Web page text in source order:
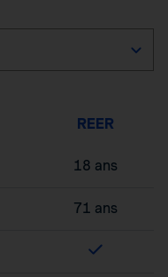
REER
18 ans
71 ans